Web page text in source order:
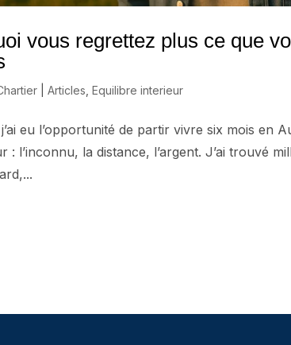
vous regrettez plus ce que
|Articles, Equilibre interieur
eu l’opportunité de partir vivre six mois en
: l’inconnu, la distance, l’argent. J’ai trouvé